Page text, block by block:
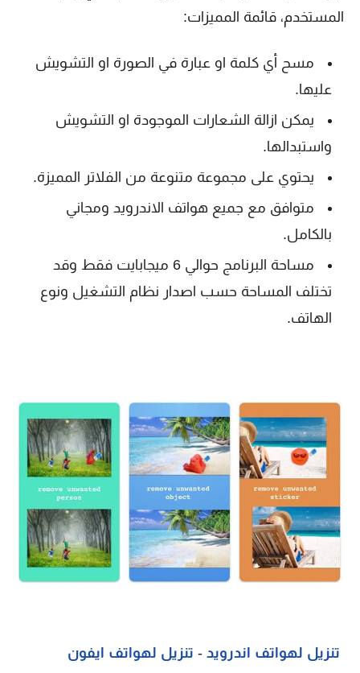
المستخدم، قائمة المميزات:
مسح أي كلمة او عبارة في الصورة او التشويش
عليها.
يمكن ازالة الشعارات الموجودة او التشويش
واستبدالها.
يحتوي على مجموعة متنوعة من الفلاتر المميزة.
متوافق مع جميع هواتف الاندرويد ومجاني
بالكامل.
مساحة البرنامج حوالي 6 ميجابايت فقط وقد
تختلف المساحة حسب اصدار نظام التشغيل ونوع
الهاتف.
تنزيل لهواتف اندرويد - تنزيل لهواتف ايفون